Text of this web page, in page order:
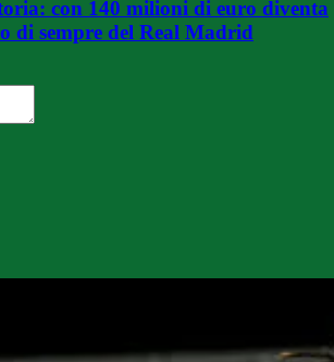
con 140 milioni di euro diventa
di sempre del Real Madrid